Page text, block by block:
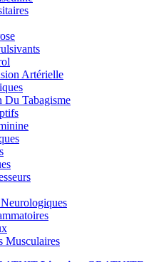
Artérielle
Du Tabagisme
Musculaires